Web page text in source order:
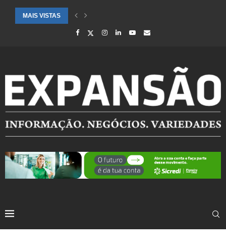
MAIS VISTAS
CIDADES ATENDIDAS PELO SEBRAE RS SÃO DESTAQUE EM